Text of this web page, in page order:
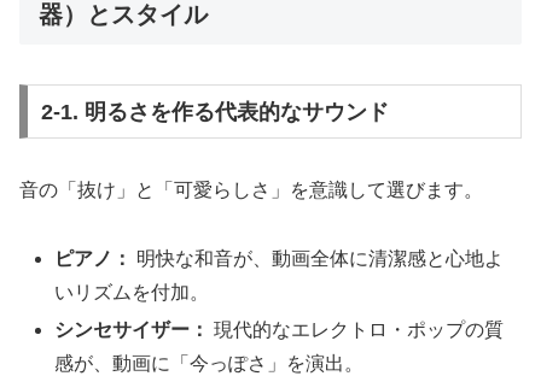
器）とスタイル
2-1. 明るさを作る代表的なサウンド
音の「抜け」と「可愛らしさ」を意識して選びます。
ピアノ：
明快な和音が、動画全体に清潔感と心地よ
いリズムを付加。
シンセサイザー： 現代的なエレクトロ・ポップの質
感が、動画に「今っぽさ」を演出。